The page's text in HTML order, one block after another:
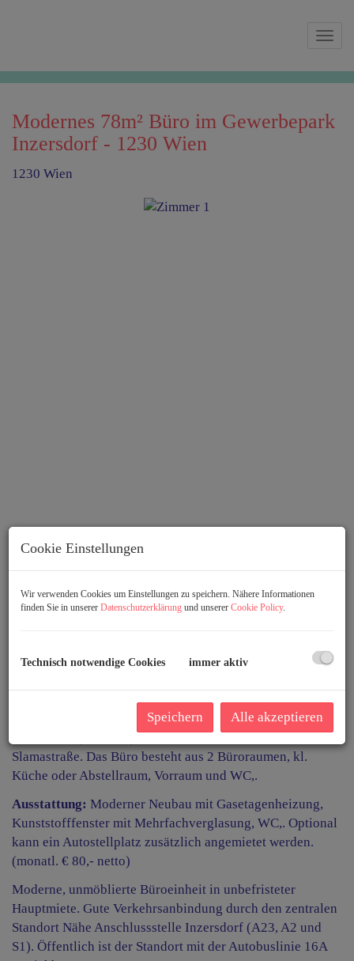
Modernes 78m² Büro im Gewerbepark
Inzersdorf - 1230 Wien
1230 Wien
Preiswertes 78m² Neubau-Büro im Gewerbepark
Inzersdorf!
Diese sonnige und unmöblierte Büroeinheit befindet sich
im 2. Stock (kein Lift) eines modernen Neubaus in der
Slamastraße. Das Büro besteht aus 2 Büroraumen, kl.
Küche oder Abstellraum, Vorraum und WC,.
Ausstattung: Moderner Neubau mit Gasetagenheizung,
Kunststofffenster mit Mehrfachverglasung, WC,. Optional
kann ein Autostellplatz zusätzlich angemietet werden.
(monatl. € 80,- netto)
Moderne, unmöblierte Büroeinheit in unbefristeter
Hauptmiete. Gute Verkehrsanbindung durch den zentralen
Standort Nähe Anschlussstelle Inzersdorf (A23, A2 und
S1). Öffentlich ist der Standort mit der Autobuslinie 16A
Cookie Einstellungen
Wir verwenden Cookies um Einstellungen zu speichern. Nähere Informationen
finden Sie in unserer Datenschutzerklärung und unserer Cookie Policy.
Technisch notwendige Cookies immer aktiv
Speichern Alle akzeptieren